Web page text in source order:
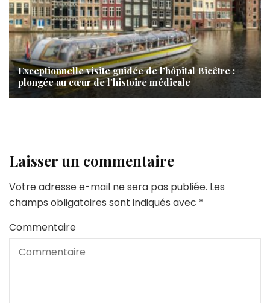
Exceptionnelle visite guidée de l’hôpital Bicêtre :
plongée au cœur de l’histoire médicale
Laisser un commentaire
Votre adresse e-mail ne sera pas publiée. Les
champs obligatoires sont indiqués avec *
Commentaire